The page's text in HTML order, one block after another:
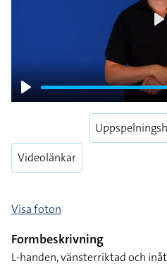
Play
Videolänkar
Visa foton
Formbeskrivning
L-handen, vänsterriktad och